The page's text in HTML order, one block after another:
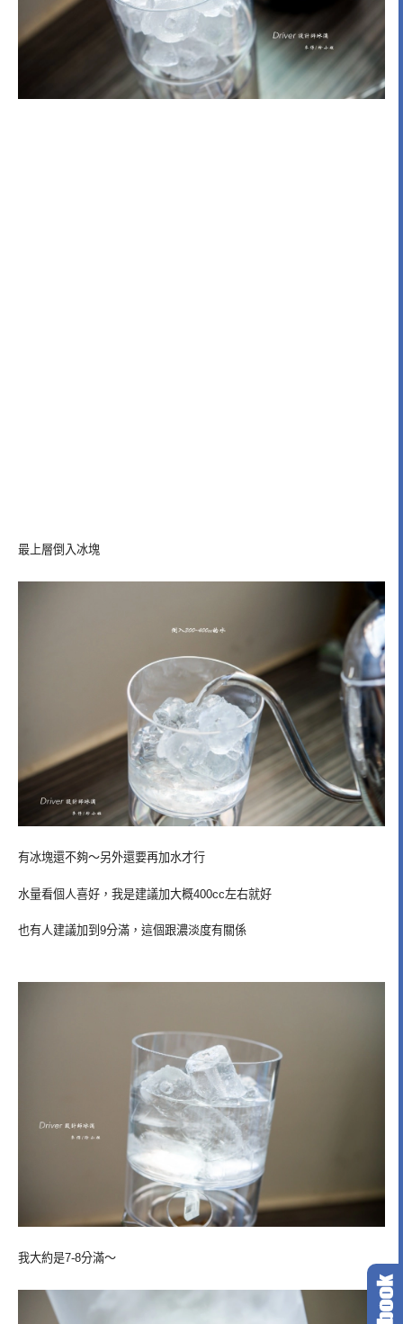
最上層倒入冰塊
有冰塊還不夠～另外還要再加水才行
水量看個人喜好，我是建議加大概400cc左右就好
也有人建議加到9分滿，這個跟濃淡度有關係
我大約是7-8分滿～